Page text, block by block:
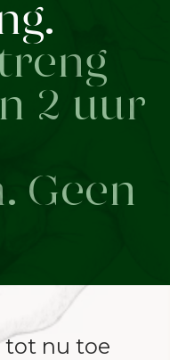
2 uur
Geen
tot nu toe